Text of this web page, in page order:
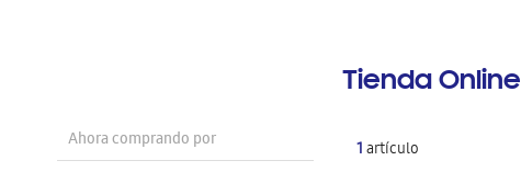
Tienda Online
1artículo
Ahora comprando por